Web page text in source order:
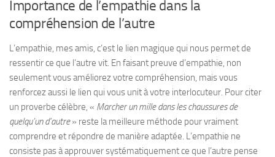
Importance de l’empathie dans la
compréhension de l’autre
L’empathie, mes amis, c’est le lien magique qui nous permet de
ressentir ce que l’autre vit. En faisant preuve d’empathie, non
seulement vous améliorez votre compréhension, mais vous
renforcez aussi le lien qui vous unit à votre interlocuteur. Pour citer
un proverbe célèbre, « Marcher un mille dans les chaussures de
quelqu’un d’autre» reste la meilleure méthode pour vraiment
comprendre et répondre de manière adaptée. L’empathie ne
consiste pas à approuver systématiquement ce que l’autre pense